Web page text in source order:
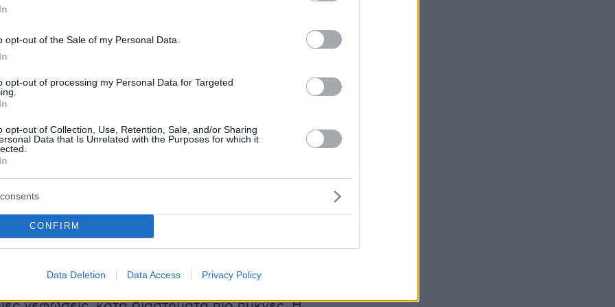
opt-out of the Sale of my Personal Data.
opt-out of processing my Personal Data for Targeted
opt-out of Collection, Use, Retention, Sale, and/or Sharing
Data that Is Unrelated with the Purposes for which it
CONFIRM
Data Deletion Data Access Privacy Policy
ΗΠΕΙΡΟΣ, ΔΥΤΙΚΗ ΣΤΕΡΕΑ, ΔΥΤΙΚΗ
νεφώσεις, οι οποίες το απόγευμα στα
και είναι πιθανό το βράδυ στο
να σημειωθούν πρόσκαιρες βροχές.
νοτιοανατολικοί 5 με 6 και στο Ιόνιο τοπικά
εξασθένηση από το απόγευμα.
Ηπείρου 3 με 5 βαθμούς χαμηλότερη.
ΑΝΑΤΟΛΙΚΗ ΣΤΕΡΕΑ, ΑΝΑΤΟΛΙΚΗ